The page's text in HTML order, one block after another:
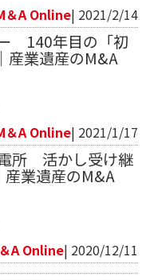
＆A Online| 2021/2/14
140年目の「初
産業遺産のM&A
＆A Online| 2021/1/17
所 活かし受け継
産業遺産のM&A
A Online| 2020/12/11